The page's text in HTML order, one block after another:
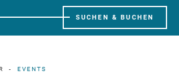
SUCHEN & BUCHEN
EVENTS